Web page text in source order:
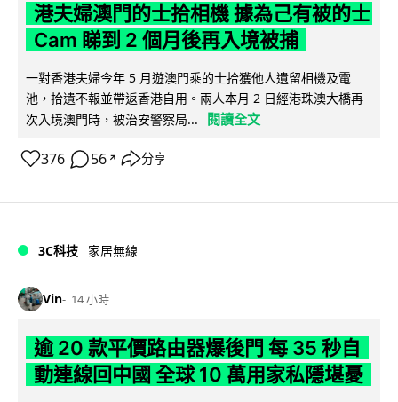
港夫婦澳門的士拾相機 據為己有被的士
Cam 睇到 2 個月後再入境被捕
一對香港夫婦今年 5 月遊澳門乘的士拾獲他人遺留相機及電
池，拾遺不報並帶返香港自用。兩人本月 2 日經港珠澳大橋再
次入境澳門時，被治安警察局...
閱讀全文
376 56 ↗ 分享
3C科技 家居無線
Vin 14 小時
逾 20 款平價路由器爆後門 每 35 秒自
動連線回中國 全球 10 萬用家私隱堪憂